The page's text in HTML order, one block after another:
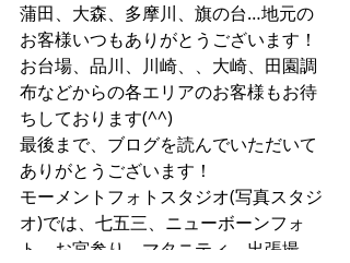
蒲田、大森、多摩川、旗の台…地元の
お客様いつもありがとうございます！
お台場、品川、川崎、、大崎、田園調
布などからの各エリアのお客様もお待
ちしております(^^)
最後まで、ブログを読んでいただいて
ありがとうございます！
モーメントフォトスタジオ(写真スタジ
オ)では、七五三、ニューボーンフォ
ト、お宮参り、マタニティ、出張撮